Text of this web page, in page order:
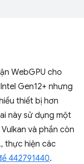
WebGPU cho
Gen12+ nhưng
thiết bị hơn
này sử dụng một
và phần còn
thực hiện các
442791440.